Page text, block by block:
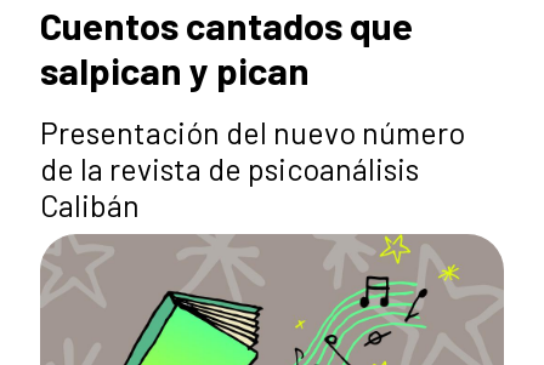
Cuentos cantados que
salpican y pican
Presentación del nuevo número
de la revista de psicoanálisis
Calibán